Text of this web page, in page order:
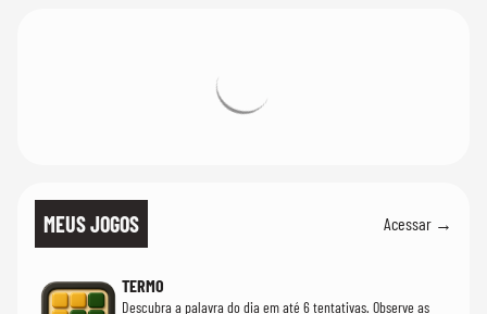
MEUS JOGOS Acessar →
TERMO
Descubra a palavra do dia em até 6 tentativas. Observe as